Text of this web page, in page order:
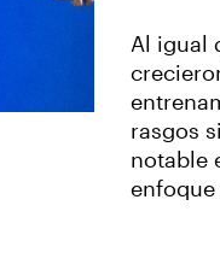
Al igual
rasgos
notable